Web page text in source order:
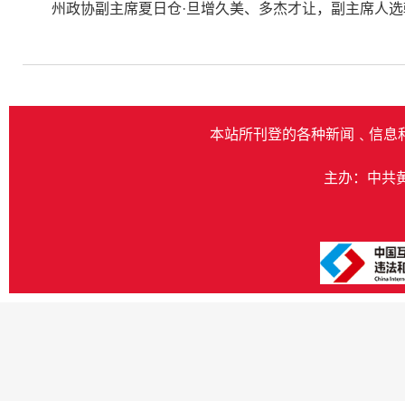
州政协副主席夏日仓·旦增久美、多杰才让，副主席人
本站所刊登的各种新闻﹑信息
主办：中共